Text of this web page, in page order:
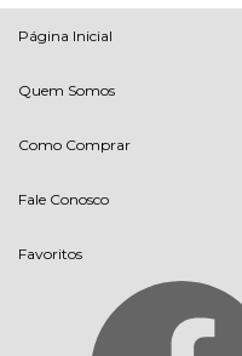
Página Inicial
Quem Somos
Como Comprar
Fale Conosco
Favoritos